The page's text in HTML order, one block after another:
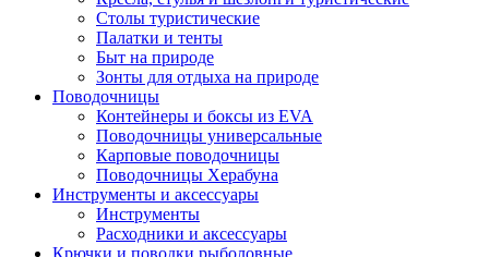
Столы туристические
Палатки и тенты
Быт на природе
Зонты для отдыха на природе
Поводочницы
Контейнеры и боксы из EVA
Поводочницы универсальные
Карповые поводочницы
Поводочницы Херабуна
Инструменты и аксессуары
Инструменты
Расходники и аксессуары
Крючки и поводки рыболовные